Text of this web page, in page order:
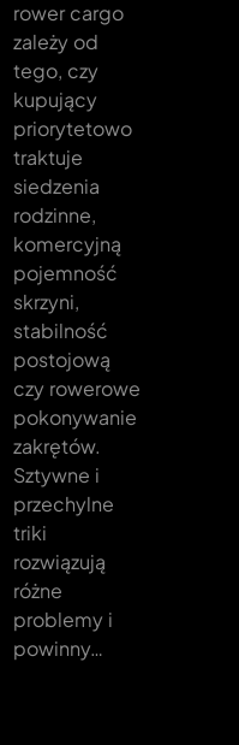
rower cargo
zależy od
tego, czy
kupujący
priorytetowo
traktuje
siedzenia
rodzinne,
komercyjną
pojemność
skrzyni,
stabilność
postojową
czy rowerowe
pokonywanie
zakrętów.
Sztywne i
przechylne
triki
rozwiązują
różne
problemy i
powinny…